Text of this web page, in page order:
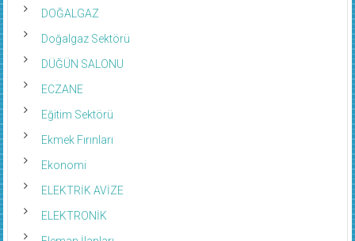
DOĞALGAZ
Doğalgaz Sektörü
DÜĞÜN SALONU
ECZANE
Eğitim Sektörü
Ekmek Fırınları
Ekonomi
ELEKTRİK AVİZE
ELEKTRONİK